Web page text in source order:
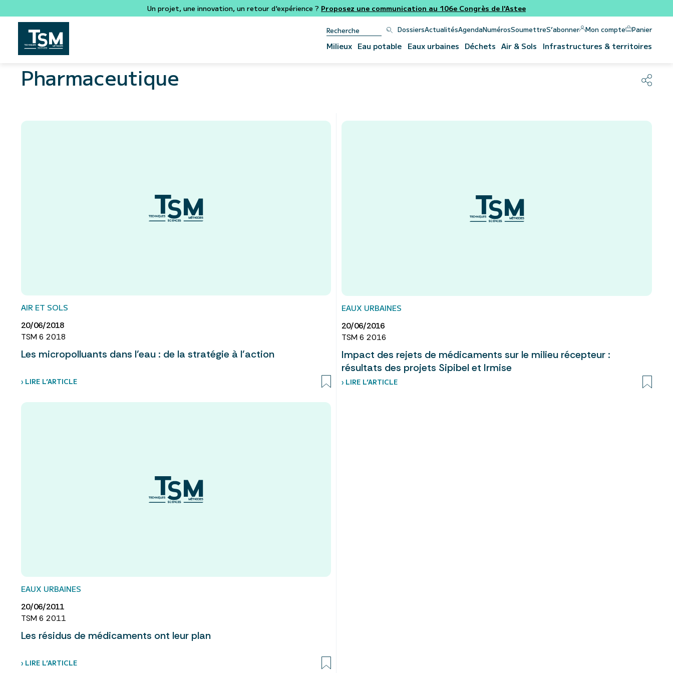
Un projet, une innovation, un retour d'expérience ? Proposez une communication au 106e Congrès de l'Astee
DossiersActualitésAgendaNumérosSoumettreS’abonner Mon compte Panier
Milieux Eau potable Eaux urbaines Déchets Air & Sols Infrastructures & territoires
Pharmaceutique
AIR ET SOLS
20/06/2018
TSM 6 2018
Les micropolluants dans l’eau : de la stratégie à l’action
› LIRE L’ARTICLE
EAUX URBAINES
20/06/2016
TSM 6 2016
Impact des rejets de médicaments sur le milieu récepteur :
résultats des projets Sipibel et Irmise
› LIRE L’ARTICLE
EAUX URBAINES
20/06/2011
TSM 6 2011
Les résidus de médicaments ont leur plan
› LIRE L’ARTICLE